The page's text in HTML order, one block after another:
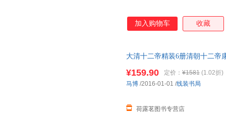
加入购物车 收藏
大清十二帝精装6册清朝十二帝
¥159.90 定价： ¥1581 (1.02折)
荷露茗图书专营店
马博 /2016-01-01 /线装书局